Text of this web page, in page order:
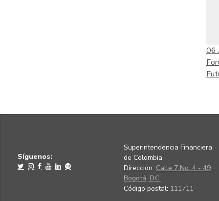
06
Síguenos:
Superintendencia Financiera
de Colombia
Dirección: Calle 7 No. 4 - 49
Bogotá, D.C.
Código postal: 111711